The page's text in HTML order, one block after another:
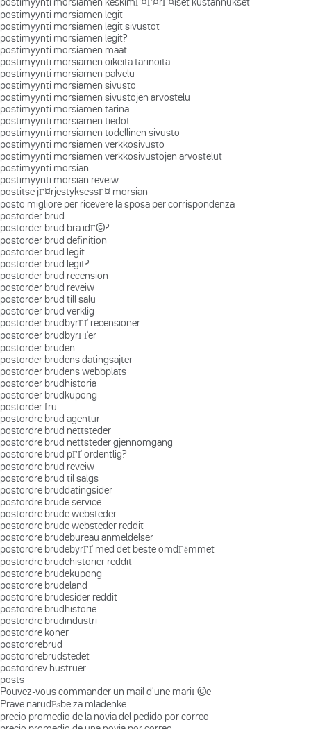
postimyynti morsiamen legit
postimyynti morsiamen legit sivustot
postimyynti morsiamen legit?
postimyynti morsiamen maat
postimyynti morsiamen oikeita tarinoita
postimyynti morsiamen palvelu
postimyynti morsiamen sivusto
postimyynti morsiamen sivustojen arvostelu
postimyynti morsiamen tarina
postimyynti morsiamen tiedot
postimyynti morsiamen todellinen sivusto
postimyynti morsiamen verkkosivusto
postimyynti morsiamen verkkosivustojen arvostelut
postimyynti morsian
postimyynti morsian reveiw
postitse jГ¤rjestyksessГ¤ morsian
posto migliore per ricevere la sposa per corrispondenza
postorder brud
postorder brud bra idГ©?
postorder brud definition
postorder brud legit
postorder brud legit?
postorder brud recension
postorder brud reveiw
postorder brud till salu
postorder brud verklig
postorder brudbyrГҐ recensioner
postorder brudbyrГҐer
postorder bruden
postorder brudens datingsajter
postorder brudens webbplats
postorder brudhistoria
postorder brudkupong
postorder fru
postordre brud agentur
postordre brud nettsteder
postordre brud nettsteder gjennomgang
postordre brud pГҐ ordentlig?
postordre brud reveiw
postordre brud til salgs
postordre bruddatingsider
postordre brude service
postordre brude websteder
postordre brude websteder reddit
postordre brudebureau anmeldelser
postordre brudebyrГҐ med det beste omdГёmmet
postordre brudehistorier reddit
postordre brudekupong
postordre brudeland
postordre brudesider reddit
postordre brudhistorie
postordre brudindustri
postordre koner
postordrebrud
postordrebrudstedet
postordrev hustruer
posts
Pouvez-vous commander un mail d'une mariГ©e
Prave narudЕѕbe za mladenke
precio promedio de la novia del pedido por correo